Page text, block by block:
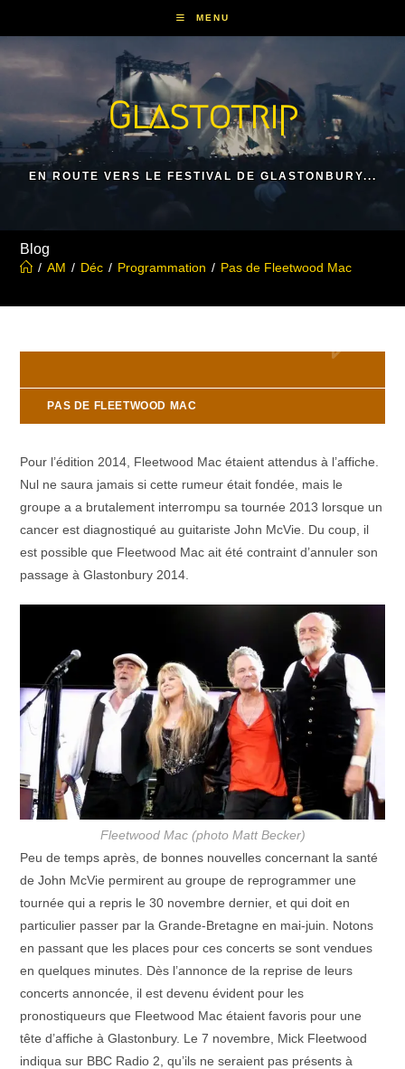
content
MENU
Glastotrip
EN ROUTE VERS LE FESTIVAL DE GLASTONBURY...
Blog
/ AM / Déc / Programmation / Pas de Fleetwood Mac
PAS DE FLEETWOOD MAC
Pour l’édition 2014, Fleetwood Mac étaient attendus à l’affiche.
Nul ne saura jamais si cette rumeur était fondée, mais le
groupe a a brutalement interrompu sa tournée 2013 lorsque un
cancer est diagnostiqué au guitariste John McVie. Du coup, il
est possible que Fleetwood Mac ait été contraint d’annuler son
passage à Glastonbury 2014.
Fleetwood Mac (photo Matt Becker)
Peu de temps après, de bonnes nouvelles concernant la santé
de John McVie permirent au groupe de reprogrammer une
tournée qui a repris le 30 novembre dernier, et qui doit en
particulier passer par la Grande-Bretagne en mai-juin. Notons
en passant que les places pour ces concerts se sont vendues
en quelques minutes. Dès l’annonce de la reprise de leurs
concerts annoncée, il est devenu évident pour les
pronostiqueurs que Fleetwood Mac étaient favoris pour une
tête d’affiche à Glastonbury. Le 7 novembre, Mick Fleetwood
indiqua sur BBC Radio 2, qu’ils ne seraient pas présents à